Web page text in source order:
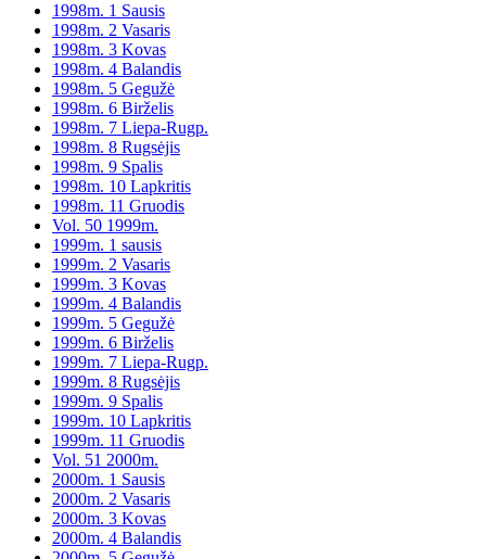
1998m. 1 Sausis
1998m. 2 Vasaris
1998m. 3 Kovas
1998m. 4 Balandis
1998m. 5 Gegužė
1998m. 6 Birželis
1998m. 7 Liepa-Rugp.
1998m. 8 Rugsėjis
1998m. 9 Spalis
1998m. 10 Lapkritis
1998m. 11 Gruodis
Vol. 50 1999m.
1999m. 1 sausis
1999m. 2 Vasaris
1999m. 3 Kovas
1999m. 4 Balandis
1999m. 5 Gegužė
1999m. 6 Birželis
1999m. 7 Liepa-Rugp.
1999m. 8 Rugsėjis
1999m. 9 Spalis
1999m. 10 Lapkritis
1999m. 11 Gruodis
Vol. 51 2000m.
2000m. 1 Sausis
2000m. 2 Vasaris
2000m. 3 Kovas
2000m. 4 Balandis